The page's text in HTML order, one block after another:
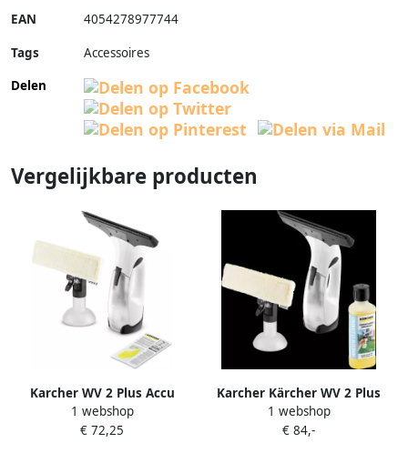
EAN 4054278977744
Tags
Accessoires
Delen
Vergelijkbare producten
Karcher WV 2 Plus Accu
Ruitenreiniger 1.633-640.0
1 webshop
€ 72,25
Karcher Kärcher WV 2 Plus
D500
1 webshop
€ 84,-